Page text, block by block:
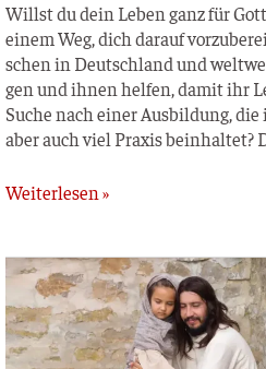
Willst du dein Leben ganz für
einem Weg, dich dar­auf
schen in Deutsch­land und
gen und ihnen hel­fen, damit ihr
Suche nach einer Aus­bil­dung,
aber auch viel Pra­xis beinhal­tet?
Weiterlesen »
Jesus
einer
von uns